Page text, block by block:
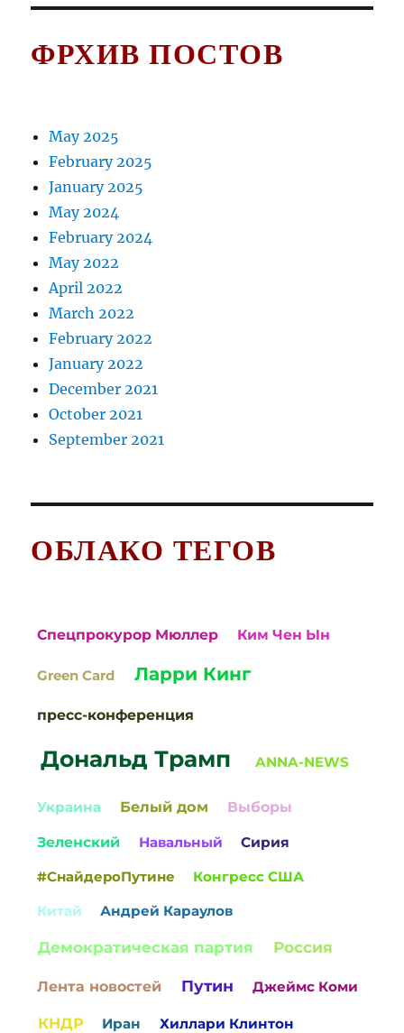
ФРХИВ ПОСТОВ
May 2025
February 2025
January 2025
May 2024
February 2024
May 2022
April 2022
March 2022
February 2022
January 2022
December 2021
October 2021
September 2021
ОБЛАКО ТЕГОВ
Спецпрокурор Мюллер Ким Чен Ын
Green Card Ларри Кинг
пресс-конференция
Дональд Трамп ANNA-NEWS
Украина Белый дом Выборы
Зеленский Навальный Сирия
#СнайдероПутине
Конгресс США
Китай
Андрей Караулов
Демократическая партия Россия
Лента новостей Путин Джеймс Коми
КНДР Иран Хиллари Клинтон